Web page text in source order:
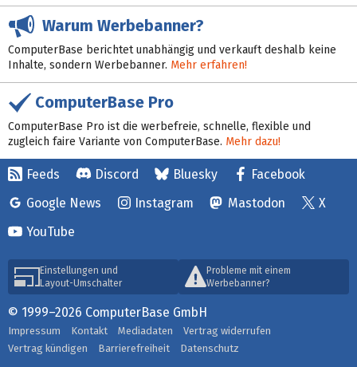
Warum Werbebanner?
ComputerBase berichtet unabhängig und verkauft deshalb keine
Inhalte, sondern Werbebanner. Mehr erfahren!
ComputerBase Pro
ComputerBase Pro ist die werbefreie, schnelle, flexible und
zugleich faire Variante von ComputerBase. Mehr dazu!
Feeds Discord Bluesky
Facebook
Google News
Instagram Mastodon
X
YouTube
Einstellungen und
Layout-Umschalter
Probleme mit einem
Werbebanner?
© 1999–2026 ComputerBase GmbH
Impressum Kontakt Mediadaten
Vertrag widerrufen
Vertrag kündigen
Barrierefreiheit Datenschutz